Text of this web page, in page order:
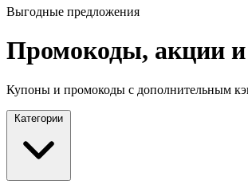
Выгодные предложения
Промокоды, акции
Купоны и промокоды с дополнительным
Категории